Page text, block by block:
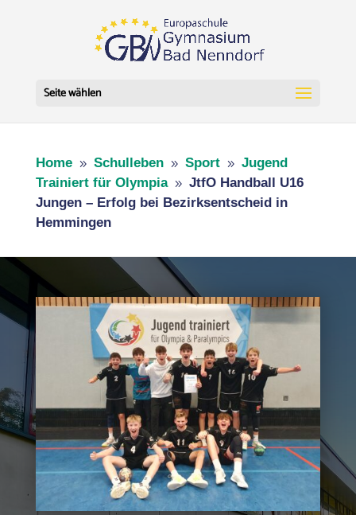
Seite wählen
Home 9 Schulleben 9 Sport 9 Jugend
Trainiert für Olympia 9 JtfO Handball U16
Jungen – Erfolg bei Bezirksentscheid in
Hemmingen